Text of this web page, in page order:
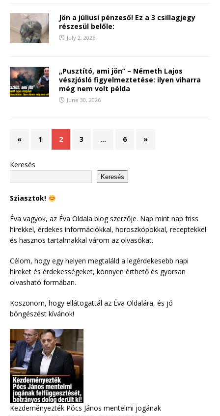
Jön a júliusi pénzeső! Ez a 3 csillagjegy
részesül belőle:
July 2, 2026
„Pusztító, ami jön” – Németh Lajos
vészjósló figyelmeztetése: ilyen viharra
még nem volt példa
June 30, 2026
« 1 2 3 … 6 »
Keresés
Keresés
Sziasztok!
Éva vagyok, az Éva Oldala blog szerzője. Nap mint nap friss
hírekkel, érdekes információkkal, horoszkópokkal, receptekkel
és hasznos tartalmakkal várom az olvasókat.
Célom, hogy egy helyen megtaláld a legérdekesebb napi
híreket és érdekességeket, könnyen érthető és gyorsan
olvasható formában.
Köszönöm, hogy ellátogattál az Éva Oldalára, és jó
böngészést kívánok!
Kezdeményezték Pócs János mentelmi jogának